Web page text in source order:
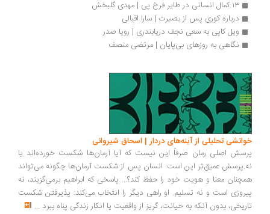
درباره کوری پس از بصیرت | سارا اقبالی
ویل کاپی به سعی نجف دریابندری | رویا صدر
نگاهی به روزهای بی‌پایان | مرتضی منصف
تحلیلی از آینه‌های دردار | اسحاق شیروانی
اصلی رمان صرفاً این نیست که آیا آرمان‌ها شکست خورده‌اند یا
عمیق‌تر این است: انسان پس از شکست آرمان‌ها چگونه می‌تواند
معنا و هویت خود را حفظ کند؟... پاسخی که ابراهیم برمی‌گزیند، نه
است و نه تسلیم. او راهی دیگر را انتخاب می‌کند: پذیرفتن شکست
بدون آنکه به خیانت، گریز از واقعیت یا انکار زندگی پناه ببرد...